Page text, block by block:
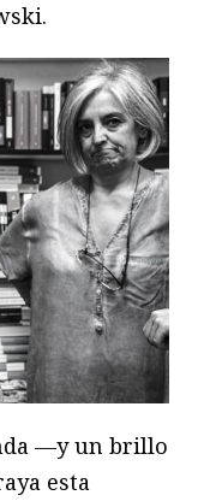
—y un brillo
esta